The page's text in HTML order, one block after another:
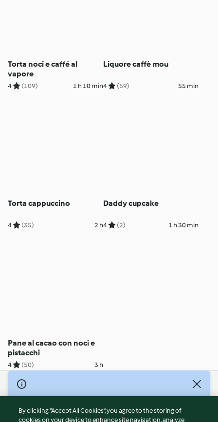
Torta noci e caffé al
vapore
4 (109) 1 h 10 min
Liquore caffè mou
4 (59) 55 min
Torta cappuccino
4 (35) 2 h
Daddy cupcake
4 (2) 1 h 30 min
Pane al cacao con noci e
pistacchi
4 (50) 3 h
© Copyright 2026
Terms of Service
Privacy Policy
By clicking “Accept All Cookies”, you agree to the storing of
cookies on your device to enhance site navigation, analyze